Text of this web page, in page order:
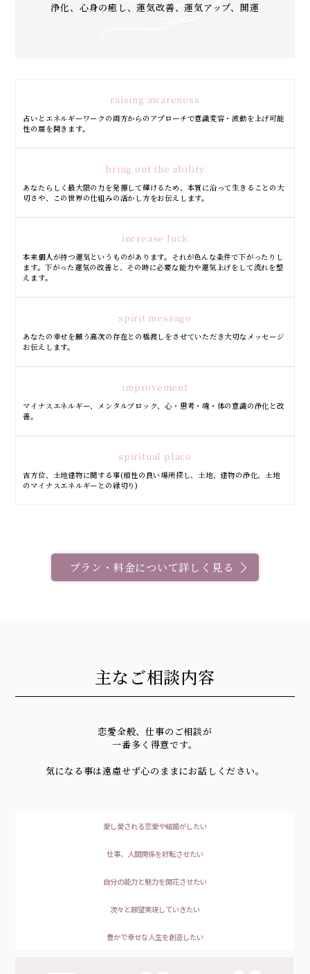
浄化、心身の癒し、運気改善、運気アップ、開運
raising awareness
占いとエネルギーワークの両方からのアプローチで意識変容・波動を上げ可能
性の扉を開きます。
bring out the ability
あなたらしく最大限の力を発揮して輝けるため、本質に沿って生きることの大
切さや、この世界の仕組みの活かし方をお伝えします。
increase luck
本来個人が持つ運気というものがあります。それが色んな条件で下がったりし
ます。下がった運気の改善と、その時に必要な能力や運気上げをして流れを整
えます。
spirit message
あなたの幸せを願う高次の存在との橋渡しをさせていただき大切なメッセージ
お伝えします。
improvement
マイナスエネルギー、メンタルブロック、心・思考・魂・体の意識の浄化と改
善。
spiritual place
吉方位、土地建物に関する事(相性の良い場所探し、土地、建物の浄化、土地
のマイナスエネルギーとの縁切り)
プラン・料金について詳しく見る
主なご相談内容
恋愛全般、仕事のご相談が
一番多く得意です。
気になる事は遠慮せず心のままにお話しください。
愛し愛される恋愛や結婚がしたい
仕事、人間関係を好転させたい
自分の能力と魅力を開花させたい
次々と願望実現していきたい
豊かで幸せな人生を創造したい